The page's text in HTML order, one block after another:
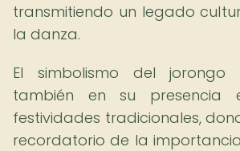
transmitiendo un legado
la danza.
El simbolismo del jorongo
también en su presencia
festividades tradicionales,
recordatorio de la